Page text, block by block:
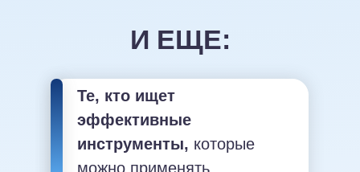
И ЕЩЕ:
Те, кто ищет
эффективные
инструменты, которые
можно применять